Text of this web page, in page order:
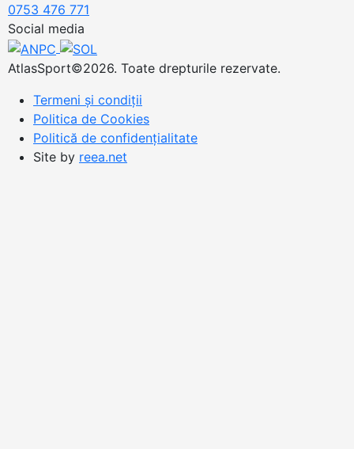
0753 476 771
Social media
AtlasSport©2026. Toate drepturile rezervate.
Termeni și condiții
Politica de Cookies
Politică de confidențialitate
Site by reea.net